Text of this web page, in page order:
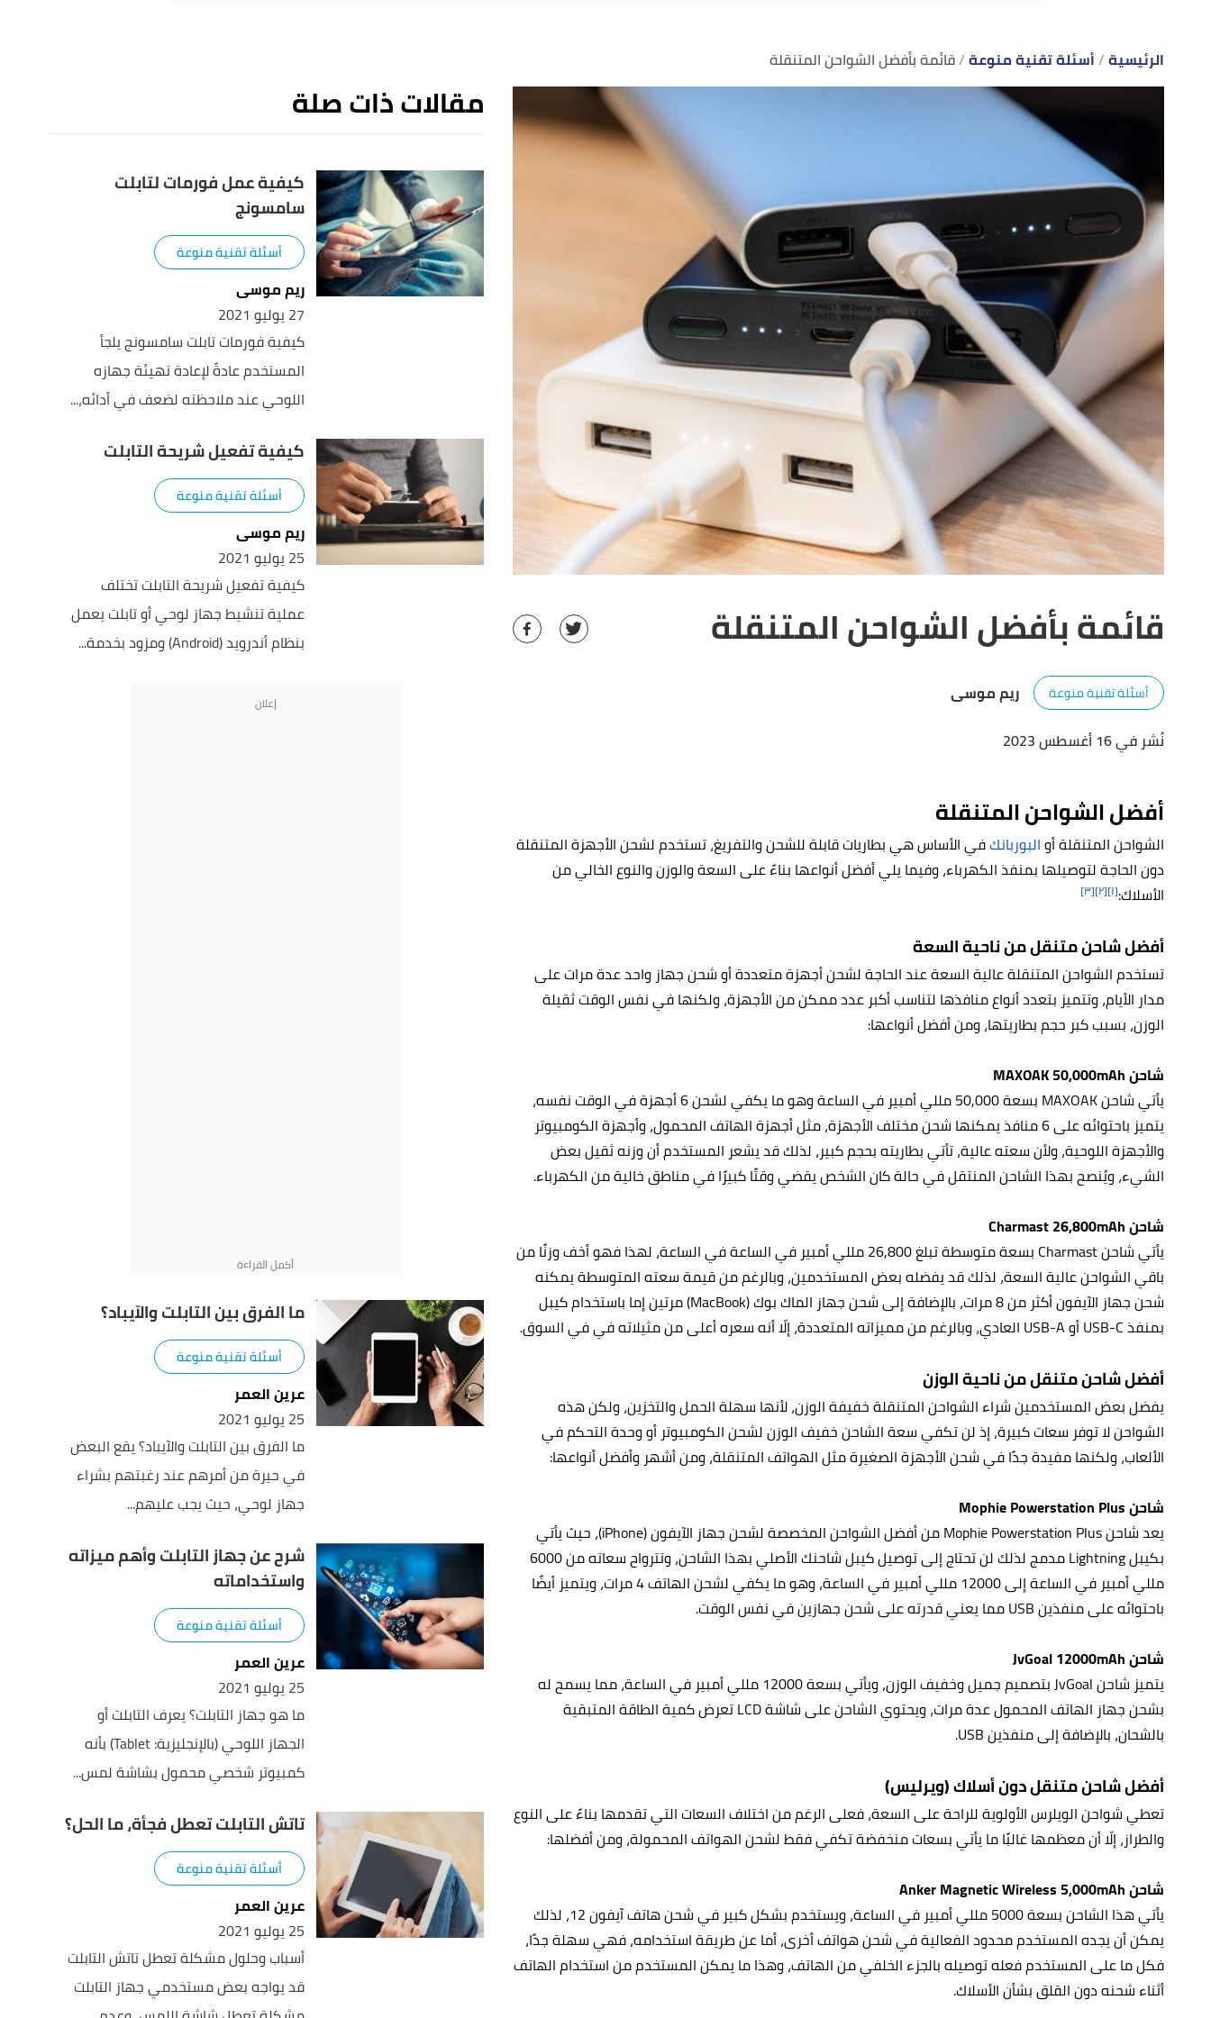
الرئيسية أسئلة تقنية منوعة قائمة بأفضل الشواحن المتنقلة
قائمة بأفضل الشواحن المتنقلة
أسئلة تقنية منوعة
ريم موسى
نُشر في 16 أغسطس 2023
أفضل الشواحن المتنقلة
الشواحن المتنقلة أوالبوربانكفي الأساس هي بطاريات قابلة للشحن والتفريغ، تستخدم لشحن الأجهزة المتنقلة
دون الحاجة لتوصيلها بمنفذ الكهرباء، وفيما يلي أفضل أنواعها بناءً على السعة والوزن والنوع الخالي من
الأسلاك:[١] [٢] [٣]
أفضل شاحن متنقل من ناحية السعة
تستخدم الشواحن المتنقلة عالية السعة عند الحاجة لشحن أجهزة متعددة أو شحن جهاز واحد عدة مرات على
مدار الأيام، وتتميز بتعدد أنواع منافذها لتناسب أكبر عدد ممكن من الأجهزة، ولكنها في نفس الوقت ثقيلة
الوزن، بسبب كبر حجم بطاريتها، ومن أفضل أنواعها:
شاحن MAXOAK 50,000mAh
يأتي شاحن MAXOAK بسعة 50,000 مللي أمبير في الساعة وهو ما يكفي لشحن 6 أجهزة في الوقت نفسه،
يتميز باحتوائه على 6 منافذ يمكنها شحن مختلف الأجهزة، مثل أجهزة الهاتف المحمول، وأجهزة الكومبيوتر
والأجهزة اللوحية، ولأن سعته عالية، تأتي بطاريته بحجم كبير، لذلك قد يشعر المستخدم أن وزنه ثقيل بعض
الشيء، ويُنصح بهذا الشاحن المنتقل في حالة كان الشخص يقضي وقتًا كبيرًا في مناطق خالية من الكهرباء.
شاحن Charmast 26,800mAh
يأتي شاحن Charmast بسعة متوسطة تبلغ 26,800 مللي أمبير في الساعة في الساعة، لهذا فهو أخف وزنًا من
باقي الشواحن عالية السعة، لذلك قد يفضله بعض المستخدمين، وبالرغم من قيمة سعته المتوسطة يمكنه
شحن جهاز الآيفون أكثر من 8 مرات، بالإضافة إلى شحن جهاز الماك بوك (MacBook) مرتين إما باستخدام كيبل
بمنفذ USB-C أو USB-A العادي، وبالرغم من مميزاته المتعددة، إلّا أنه سعره أعلى من مثيلاته في في السوق.
أفضل شاحن متنقل من ناحية الوزن
يفضل بعض المستخدمين شراء الشواحن المتنقلة خفيفة الوزن، لأنها سهلة الحمل والتخزين، ولكن هذه
الشواحن لا توفر سعات كبيرة، إذ لن تكفي سعة الشاحن خفيف الوزن لشحن الكومبيوتر أو وحدة التحكم في
الألعاب، ولكنها مفيدة جدًا في شحن الأجهزة الصغيرة مثل الهواتف المتنقلة، ومن أشهر وأفضل أنواعها:
شاحن Mophie Powerstation Plus
يعد شاحن Mophie Powerstation Plus من أفضل الشواحن المخصصة لشحن جهاز الآيفون (iPhone)، حيث يأتي
بكيبل Lightning مدمج لذلك لن تحتاج إلى توصيل كيبل شاحنك الأصلي بهذا الشاحن، وتترواح سعاته من 6000
مللي أمبير في الساعة إلى 12000 مللي أمبير في الساعة، وهو ما يكفي لشحن الهاتف 4 مرات، ويتميز أيضًا
باحتوائه على منفذين USB مما يعني قدرته على شحن جهازين في نفس الوقت.
شاحن JvGoal 12000mAh
يتميز شاحن JvGoal بتصميم جميل وخفيف الوزن، ويأتي بسعة 12000 مللي أمبير في الساعة، مما يسمح له
بشحن جهاز الهاتف المحمول عدة مرات، ويحتوي الشاحن على شاشة LCD تعرض كمية الطاقة المتبقية
بالشحان، بالإضافة إلى منفذين USB.
أفضل شاحن متنقل دون أسلاك (ويرليس)
تعطي شواحن الويلرس الأولوية للراحة على السعة، فعلى الرغم من اختلاف السعات التي تقدمها بناءً على النوع
والطراز، إلّا أن معظمها غالبًا ما يأتي بسعات منخفضة تكفي فقط لشحن الهواتف المحمولة، ومن أفضلها:
شاحن Anker Magnetic Wireless 5,000mAh
يأتي هذا الشاحن بسعة 5000 مللي أمبير في الساعة، ويستخدم بشكل كبير في شحن هاتف آيفون 12، لذلك
يمكن أن يجده المستخدم محدود الفعالية في شحن هواتف أخرى، أما عن طريقة استخدامه، فهي سهلة جدًا،
فكل ما على المستخدم فعله توصيله بالجزء الخلفي من الهاتف، وهذا ما يمكن المستخدم من استخدام الهاتف
أثناء شحنه دون القلق بشأن الأسلاك.
مقالات ذات صلة
كيفية عمل فورمات لتابلت
سامسونج
أسئلة تقنية منوعة
ريم موسى
27 يوليو 2021
كيفية فورمات تابلت سامسونج يلجأ
المستخدم عادةً لإعادة تهيئة جهازه
اللوحي عند ملاحظته لضعف في أدائه،...
كيفية تفعيل شريحة التابلت
أسئلة تقنية منوعة
ريم موسى
25 يوليو 2021
كيفية تفعيل شريحة التابلت تختلف
عملية تنشيط جهاز لوحي أو تابلت يعمل
بنظام أندرويد (Android) ومزود بخدمة...
ما الفرق بين التابلت والآيباد؟
أسئلة تقنية منوعة
عرين العمر
25 يوليو 2021
ما الفرق بين التابلت والآيباد؟ يقع البعض
في حيرة من أمرهم عند رغبتهم بشراء
جهاز لوحي، حيث يجب عليهم...
شرح عن جهاز التابلت وأهم ميزاته
واستخداماته
أسئلة تقنية منوعة
عرين العمر
25 يوليو 2021
ما هو جهاز التابلت؟ يعرف التابلت أو
الجهاز اللوحي (بالإنجليزية: Tablet) بأنه
كمبيوتر شخصي محمول بشاشة لمس...
تاتش التابلت تعطل فجأة، ما الحل؟
أسئلة تقنية منوعة
عرين العمر
25 يوليو 2021
أسباب وحلول مشكلة تعطل تاتش التابلت
قد يواجه بعض مستخدمي جهاز التابلت